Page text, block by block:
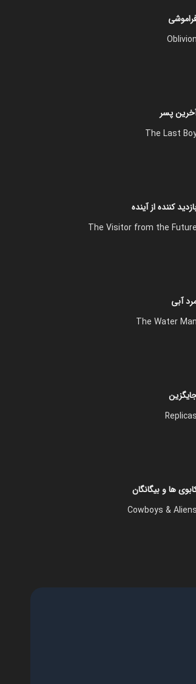
Oblivion
پسر
The Last
کننده از آینده
The Visitor from the Future
آبی
The Water Man
Replicas
ها و بیگانگان
Cowboys & Aliens